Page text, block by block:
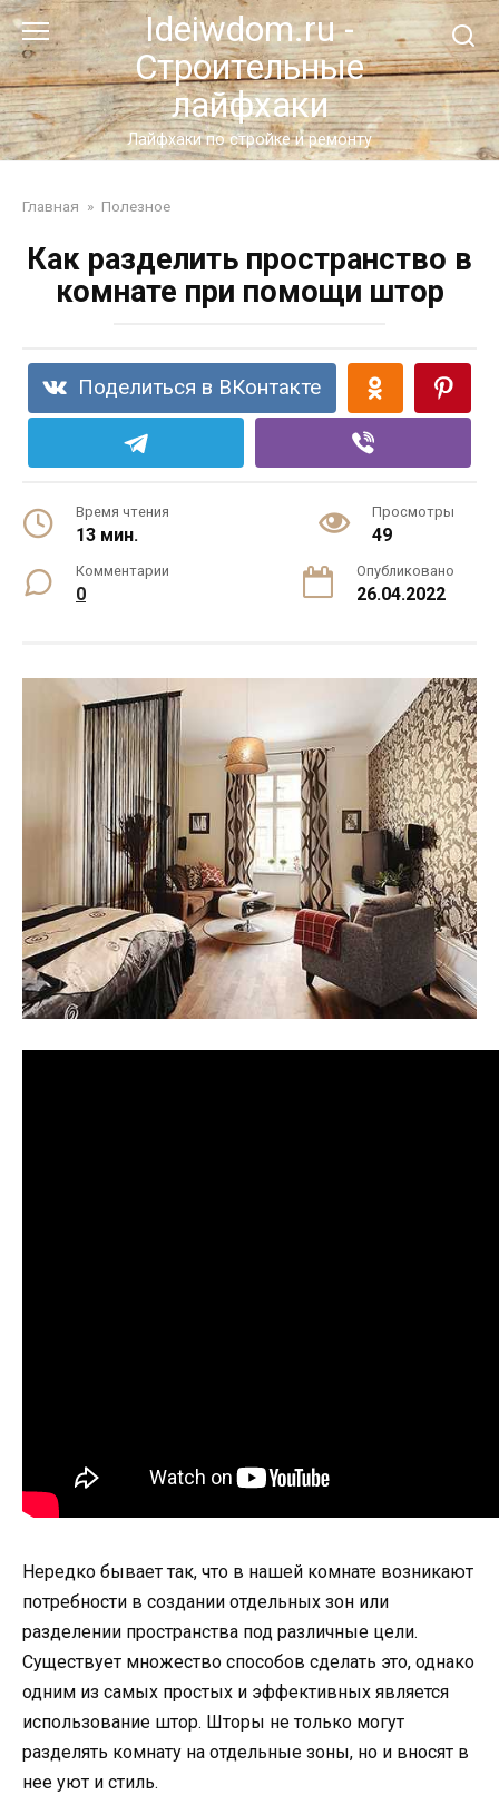
Перейти
к
контенту
Ideiwdom.ru -
Строительные
лайфхаки
Лайфхаки по стройке и ремонту
Главная » Полезное
Как разделить пространство в
комнате при помощи штор
Поделиться в ВКонтакте
Время чтения
13 мин.
Просмотры
49
Комментарии
0
Опубликовано
26.04.2022
Нередко бывает так, что в нашей комнате возникают
потребности в создании отдельных зон или
разделении пространства под различные цели.
Существует множество способов сделать это, однако
одним из самых простых и эффективных является
использование штор. Шторы не только могут
разделять комнату на отдельные зоны, но и вносят в
нее уют и стиль.